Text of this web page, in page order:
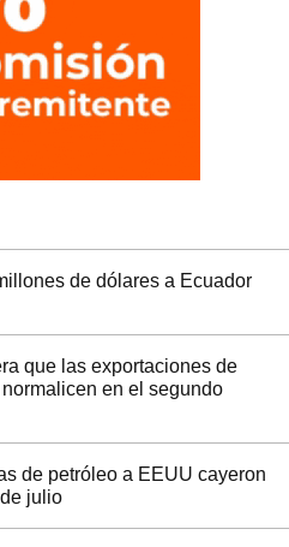
de dólares a Ecuador
que las exportaciones de
en el segundo
de petróleo a EEUU cayeron
julio